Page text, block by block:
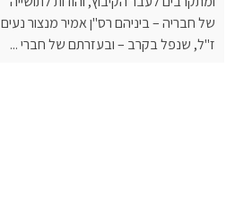
של חבריה – ביניהם רס"ן אמיר מנצור נעים
ז"ל, שנפל בקרב – ובעזרתם של חברי ...